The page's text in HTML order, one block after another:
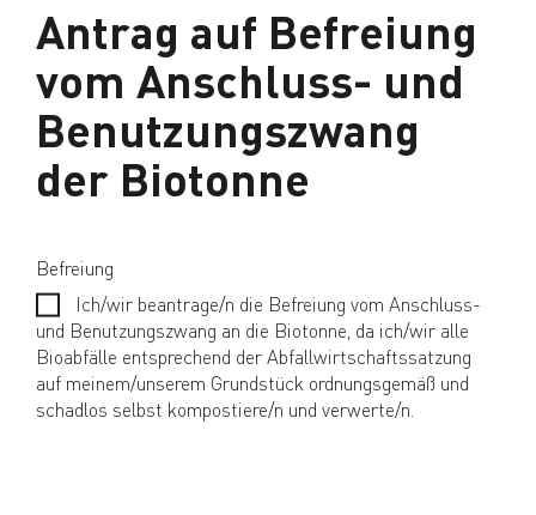
Antrag auf Befreiung
vom Anschluss- und
Benutzungszwang
der Biotonne
Befreiung
Ich/wir beantrage/n die Befreiung vom Anschluss-
und Benutzungszwang an die Biotonne, da ich/wir alle
Bioabfälle entsprechend der Abfallwirtschaftssatzung
auf meinem/unserem Grundstück ordnungsgemäß und
schadlos selbst kompostiere/n und verwerte/n.